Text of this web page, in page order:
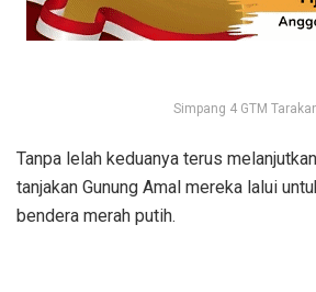
Simpang 4 GTM
Tanpa lelah keduanya terus
tanjakan Gunung Amal mereka lalui
bendera merah putih.